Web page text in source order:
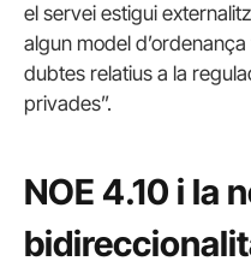
el servei estigui
algun model
dubtes relatius a la
privades”.
NOE 4.10 i la